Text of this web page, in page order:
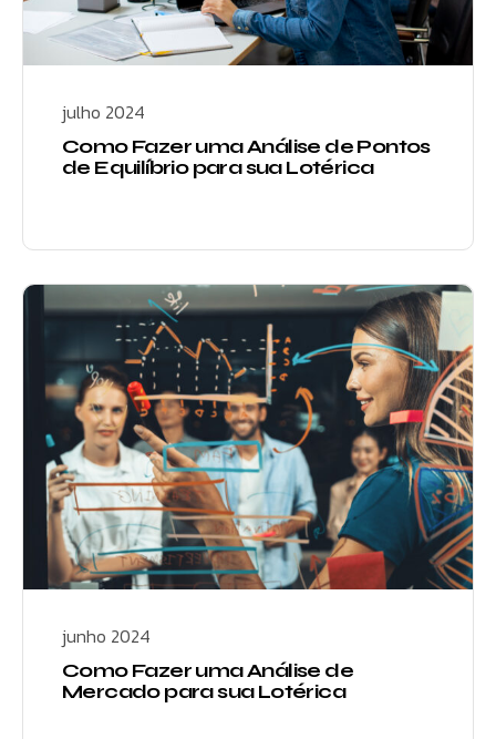
julho 2024
Como Fazer uma Análise de Pontos
de Equilíbrio para sua Lotérica
junho 2024
Como Fazer uma Análise de
Mercado para sua Lotérica